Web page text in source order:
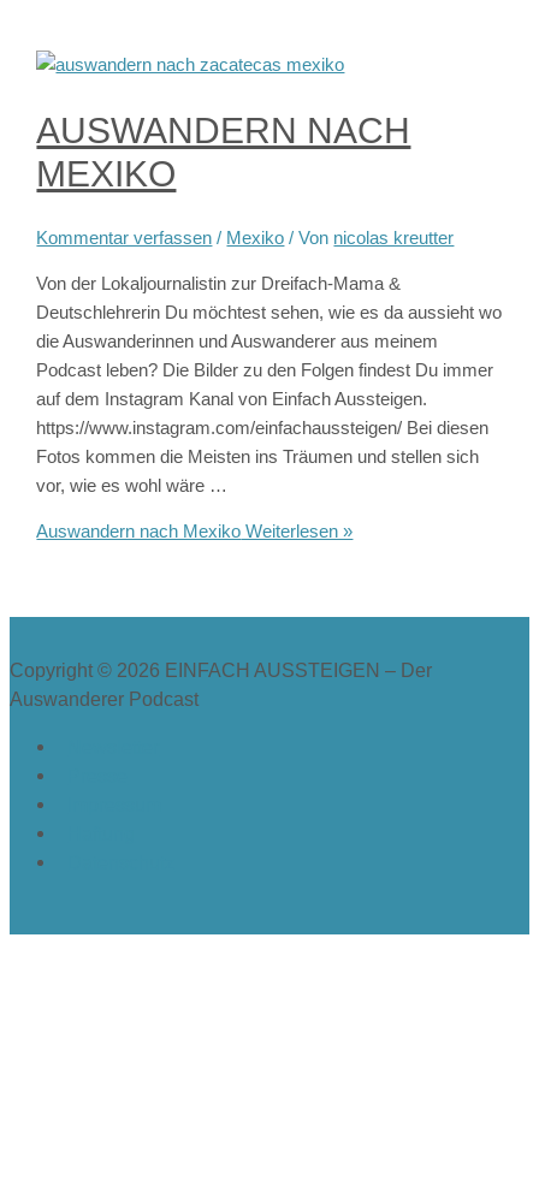
AUSWANDERN NACH
MEXIKO
Kommentar verfassen / Mexiko / Von nicolas kreutter
Von der Lokaljournalistin zur Dreifach-Mama &
Deutschlehrerin Du möchtest sehen, wie es da aussieht wo
die Auswanderinnen und Auswanderer aus meinem
Podcast leben? Die Bilder zu den Folgen findest Du immer
auf dem Instagram Kanal von Einfach Aussteigen.
https://www.instagram.com/einfachaussteigen/ Bei diesen
Fotos kommen die Meisten ins Träumen und stellen sich
vor, wie es wohl wäre …
Auswandern nach Mexiko Weiterlesen »
Copyright © 2026 EINFACH AUSSTEIGEN – Der
Auswanderer Podcast